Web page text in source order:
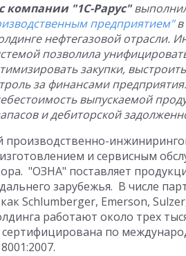
компании "1С-Рарус"
предприятием"в
нефтегазовой отрасли.
позволила
закупки,
за финансами
выпускаемой
и дебиторской
и сервисным
"ОЗНА" поставляет
зарубежья. В числе
Schlumberger, Emerson,
работают около трех
по